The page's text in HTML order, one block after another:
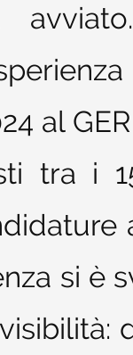
al
tra i
si è